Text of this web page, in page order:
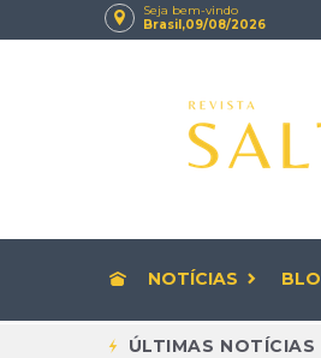
Seja bem-vindo
Brasil,09/08/2026
NOTÍCIAS
ÚLTIMAS NOTÍCIAS